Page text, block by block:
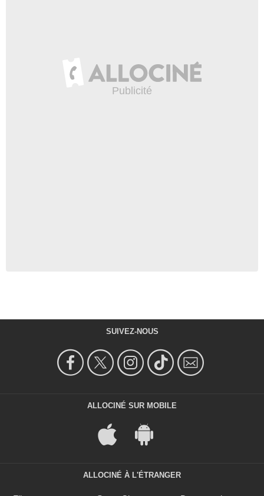
SUIVEZ-NOUS
ALLOCINÉ SUR MOBILE
ALLOCINÉ À L'ÉTRANGER